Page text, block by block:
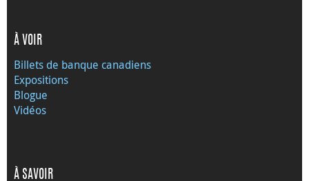
À VOIR
Billets de banque canadiens
Expositions
Blogue
Vidéos
À SAVOIR